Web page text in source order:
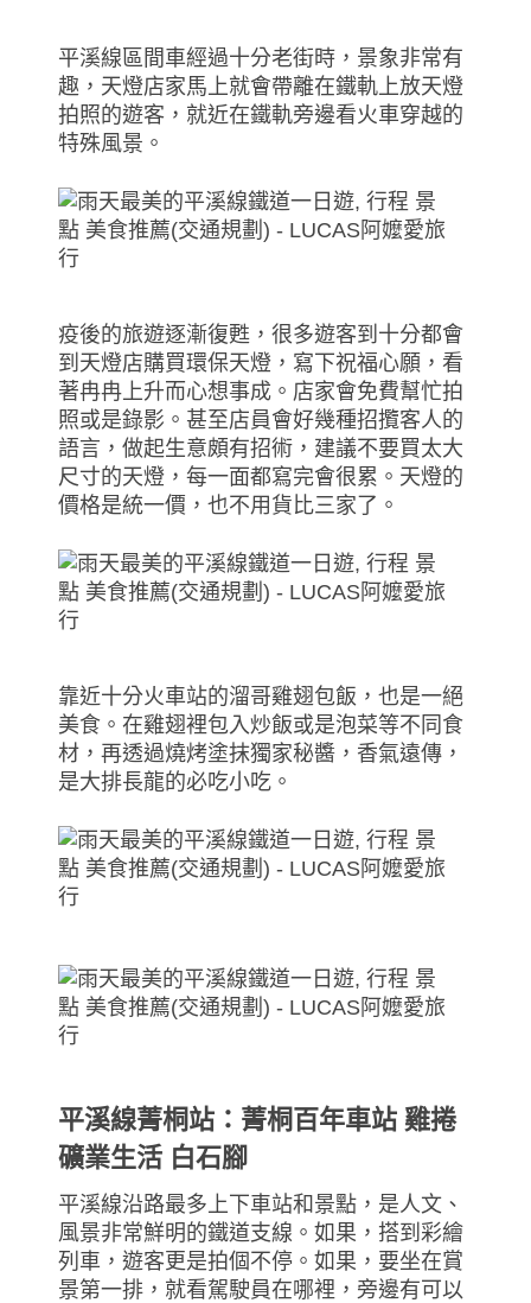
平溪線區間車經過十分老街時，景象非常有
趣，天燈店家馬上就會帶離在鐵軌上放天燈
拍照的遊客，就近在鐵軌旁邊看火車穿越的
特殊風景。
疫後的旅遊逐漸復甦，很多遊客到十分都會
到天燈店購買環保天燈，寫下祝福心願，看
著冉冉上升而心想事成。店家會免費幫忙拍
照或是錄影。甚至店員會好幾種招攬客人的
語言，做起生意頗有招術，建議不要買太大
尺寸的天燈，每一面都寫完會很累。天燈的
價格是統一價，也不用貨比三家了。
靠近十分火車站的溜哥雞翅包飯，也是一絕
美食。在雞翅裡包入炒飯或是泡菜等不同食
材，再透過燒烤塗抹獨家秘醬，香氣遠傳，
是大排長龍的必吃小吃。
平溪線菁桐站：菁桐百年車站 雞捲
礦業生活 白石腳
平溪線沿路最多上下車站和景點，是人文、
風景非常鮮明的鐵道支線。如果，搭到彩繪
列車，遊客更是拍個不停。如果，要坐在賞
景第一排，就看駕駛員在哪裡，旁邊有可以